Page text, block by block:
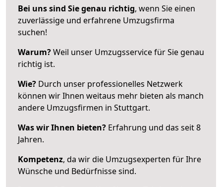
Bei uns sind Sie genau richtig, wenn Sie einen
zuverlässige und erfahrene Umzugsfirma
suchen!
Warum?Weil unser Umzugsservice für Sie genau
richtig ist.
Wie? Durch unser professionelles Netzwerk
können wir Ihnen weitaus mehr bieten als manch
andere Umzugsfirmen in Stuttgart.
Was wir Ihnen bieten? Erfahrung und das seit 8
Jahren.
Kompetenz, da wir die Umzugsexperten für Ihre
Wünsche und Bedürfnisse sind.